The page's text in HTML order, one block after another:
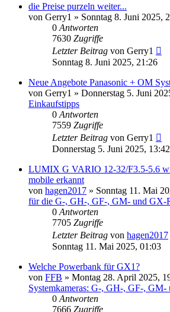
die Preise purzeln weiter...
von Gerry1 » Sonntag 8. Juni 2025,
0 Antworten
7630 Zugriffe
Letzter Beitrag von Gerry1
Sonntag 8. Juni 2025, 21:26
Neue Angebote Panasonic + OM
von Gerry1 » Donnerstag 5. Juni
Einkaufstipps
0 Antworten
7559 Zugriffe
Letzter Beitrag von Gerry1
Donnerstag 5. Juni 2025, 13:42
LUMIX G VARIO 12-32/F3.5-5.6
mobile erkannt
von hagen2017 » Sonntag 11. Mai
für die G-, GH-, GF-, GM- und GX-
0 Antworten
7705 Zugriffe
Letzter Beitrag von hagen2017
Sonntag 11. Mai 2025, 01:03
Welche Powerbank für GX1?
von FFB » Montag 28. April 2025,
Systemkameras: G-, GH-, GF-,
0 Antworten
7666 Zugriffe